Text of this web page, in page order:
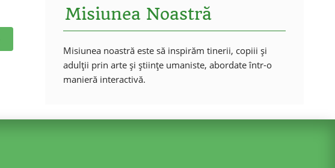
Misiunea Noastră
Misiunea noastră este să inspirăm tinerii, copiii și
adulții prin arte și științe umaniste, abordate într-o
manieră interactivă.